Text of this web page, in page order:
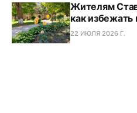
Жителям
как избежать
22 ИЮЛЯ 2026 Г.